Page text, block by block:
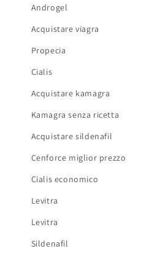
Androgel
Acquistare viagra
Propecia
Cialis
Acquistare kamagra
Kamagra senza ricetta
Acquistare sildenafil
Cenforce miglior prezzo
Cialis economico
Levitra
Levitra
Sildenafil